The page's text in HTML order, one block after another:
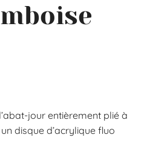
jour entièrement plié à
disque d’acrylique fluo